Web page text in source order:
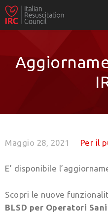
Maggio 28, 2021 Per il
E’ disponibile
Scopri le nuove
BLSD per Operatori